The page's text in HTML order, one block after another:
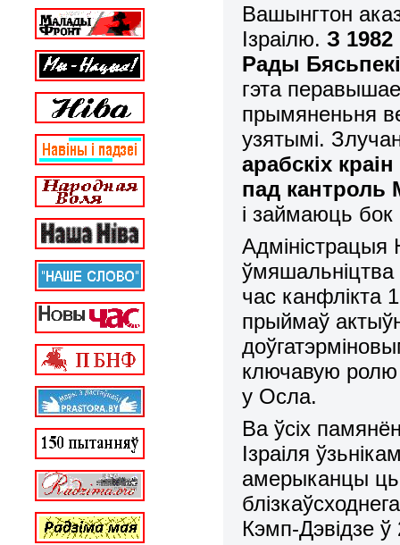
Вашынгтон
Ізраілю.З
Рады
гэта
прымяненьня
узятымі.
арабскіх
пад
і займаюць бок
Адміністрацыя
ўмяшальніцтва
час канфлікта
прыймаў
ключавую ролю
у Осла.
Ва ўсіх
Ізраіля
амерыканцы
Кэмп-Дэвідзе ў